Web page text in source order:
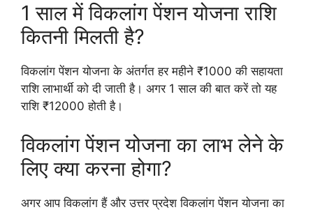
1 साल में विकलांग पेंशन योजना राशि
कितनी मिलती है?
विकलांग पेंशन योजना के अंतर्गत हर महीने ₹1000 की सहायता
राशि लाभार्थी को दी जाती है। अगर 1 साल की बात करें तो यह
राशि ₹12000 होती है।
विकलांग पेंशन योजना का लाभ लेने के
लिए क्या करना होगा?
अगर आप विकलांग हैं और उत्तर प्रदेश विकलांग पेंशन योजना का